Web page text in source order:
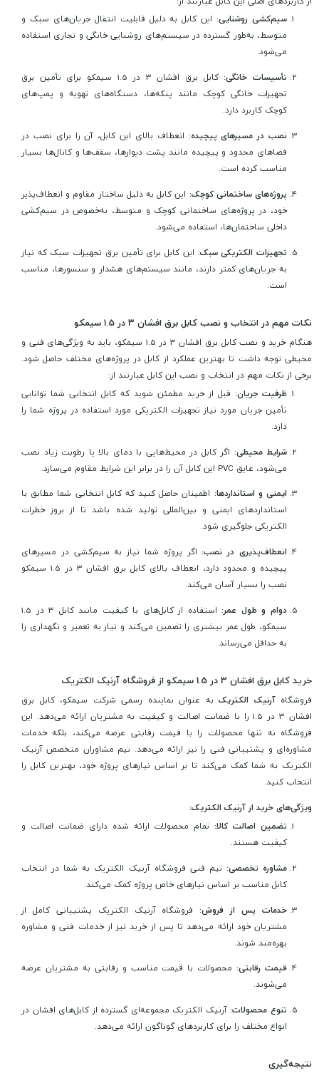
سیم‌کشی روشنایی: این کابل به دلیل قابلیت انتقال جریان‌های سبک و
متوسط، به‌طور گسترده در سیستم‌های روشنایی خانگی و تجاری استفاده
می‌شود.
تأسیسات خانگی:
کابل برق افشان 3 در 1.5 سیمکو برای تأمین برق
تجهیزات خانگی کوچک مانند پنکه‌ها، دستگاه‌های تهویه و پمپ‌های
کوچک کاربرد دارد.
نصب در مسیرهای پیچیده: انعطاف بالای این کابل، آن را برای نصب در
فضاهای محدود و پیچیده مانند پشت دیوارها، سقف‌ها و کانال‌ها بسیار
مناسب کرده است.
پروژه‌های ساختمانی کوچک: این کابل به دلیل ساختار مقاوم و انعطاف‌پذیر
خود، در پروژه‌های ساختمانی کوچک و متوسط، به‌خصوص در سیم‌کشی
داخلی ساختمان‌ها، استفاده می‌شود.
تجهیزات الکتریکی سبک: این کابل برای تأمین برق تجهیزات سبک که نیاز
به جریان‌های کمتر دارند، مانند سیستم‌های هشدار و سنسورها، مناسب
است.
نکات مهم در انتخاب و نصب کابل برق افشان 3 در 1.5 سیمکو
هنگام خرید و نصب کابل برق افشان 3 در 1.5 سیمکو، باید به ویژگی‌های فنی و
محیطی توجه داشت تا بهترین عملکرد از کابل در پروژه‌های مختلف حاصل شود.
برخی از نکات مهم در انتخاب و نصب این کابل عبارتند از:
ظرفیت جریان: قبل از خرید مطمئن شوید که کابل انتخابی شما توانایی
تأمین جریان مورد نیاز تجهیزات الکتریکی مورد استفاده در پروژه شما را
دارد.
شرایط محیطی: اگر کابل در محیط‌هایی با دمای بالا یا رطوبت زیاد نصب
می‌شود، عایق PVC این کابل آن را در برابر این شرایط مقاوم می‌سازد.
ایمنی و استانداردها: اطمینان حاصل کنید که کابل انتخابی شما مطابق با
استانداردهای ایمنی و بین‌المللی تولید شده باشد تا از بروز خطرات
الکتریکی جلوگیری شود.
انعطاف‌پذیری در نصب: اگر پروژه شما نیاز به سیم‌کشی در مسیرهای
پیچیده و محدود دارد، انعطاف بالای کابل برق افشان 3 در 1.5 سیمکو
نصب را بسیار آسان می‌کند.
دوام و طول عمر:
استفاده از کابل‌های با کیفیت مانند کابل 3 در 1.5
سیمکو، طول عمر بیشتری را تضمین می‌کند و نیاز به تعمیر و نگهداری را
به حداقل می‌رساند.
خرید کابل برق افشان 3 در 1.5 سیمکو از فروشگاه آرنیک الکتریک
فروشگاه آرنیک الکتریک به عنوان نماینده رسمی شرکت سیمکو، کابل برق
افشان 3 در 1.5 را با ضمانت اصالت و کیفیت به مشتریان ارائه می‌دهد. این
فروشگاه نه تنها محصولات را با قیمت رقابتی عرضه می‌کند، بلکه خدمات
مشاوره‌ای و پشتیبانی فنی را نیز ارائه می‌دهد. تیم مشاوران متخصص آرنیک
الکتریک به شما کمک می‌کند تا بر اساس نیازهای پروژه خود، بهترین کابل را
انتخاب کنید.
ویژگی‌های خرید از آرنیک الکتریک:
تضمین اصالت کالا: تمام محصولات ارائه شده دارای ضمانت اصالت و
کیفیت هستند.
مشاوره تخصصی: تیم فنی فروشگاه آرنیک الکتریک به شما در انتخاب
کابل مناسب بر اساس نیازهای خاص پروژه کمک می‌کند.
خدمات پس از فروش: فروشگاه آرنیک الکتریک پشتیبانی کامل از
مشتریان خود ارائه می‌دهد تا پس از خرید نیز از خدمات فنی و مشاوره
بهره‌مند شوند.
قیمت رقابتی: محصولات با قیمت مناسب و رقابتی به مشتریان عرضه
می‌شوند.
تنوع محصولات: آرنیک الکتریک مجموعه‌ای گسترده از کابل‌های افشان در
انواع مختلف را برای کاربردهای گوناگون ارائه می‌دهد.
نتیجه‌گیری